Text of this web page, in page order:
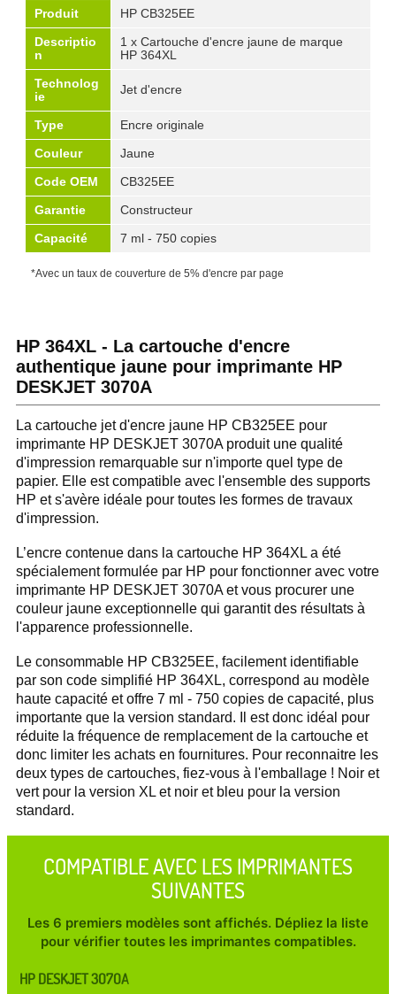
Produit
HP CB325EE
Descriptio
n
1 x Cartouche d'encre jaune de marque
HP 364XL
Technolog
ie
Jet d'encre
Type
Encre originale
Couleur
Jaune
Code OEM
CB325EE
Garantie
Constructeur
Capacité
7 ml - 750 copies
*Avec un taux de couverture de 5% d'encre par page
HP 364XL - La cartouche d'encre
authentique jaune pour imprimante HP
DESKJET 3070A
La cartouche jet d'encre jaune HP CB325EE pour
imprimante HP DESKJET 3070A produit une qualité
d'impression remarquable sur n'importe quel type de
papier. Elle est compatible avec l'ensemble des supports
HP et s'avère idéale pour toutes les formes de travaux
d'impression.
L’encre contenue dans la cartouche HP 364XL a été
spécialement formulée par HP pour fonctionner avec votre
imprimante HP DESKJET 3070A et vous procurer une
couleur jaune exceptionnelle qui garantit des résultats à
l'apparence professionnelle.
Le consommable HP CB325EE, facilement identifiable
par son code simplifié HP 364XL, correspond au modèle
haute capacité et offre 7 ml - 750 copies de capacité, plus
importante que la version standard. Il est donc idéal pour
réduite la fréquence de remplacement de la cartouche et
donc limiter les achats en fournitures. Pour reconnaitre les
deux types de cartouches, fiez-vous à l'emballage ! Noir et
vert pour la version XL et noir et bleu pour la version
standard.
COMPATIBLE AVEC LES IMPRIMANTES
SUIVANTES
Les 6 premiers modèles sont affichés. Dépliez la liste
pour vérifier toutes les imprimantes compatibles.
HP DESKJET 3070A